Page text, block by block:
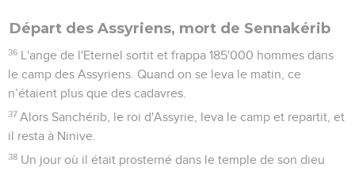
Départ des Assyriens, mort de Sennakérib
36 L'ange de l'Eternel sortit et frappa 185'000 hommes dans
le camp des Assyriens. Quand on se leva le matin, ce
n’étaient plus que des cadavres.
37 Alors Sanchérib, le roi d'Assyrie, leva le camp et repartit, et
il resta à Ninive.
38 Un jour où il était prosterné dans le temple de son dieu